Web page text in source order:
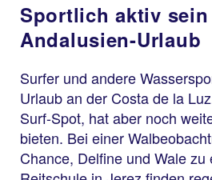
Sportlich aktiv
Andalusien-Urlaub
Surfer und andere
Urlaub an der Costa de la
Surf-Spot, hat aber noch
bieten. Bei einer
Chance, Delfine und Wale